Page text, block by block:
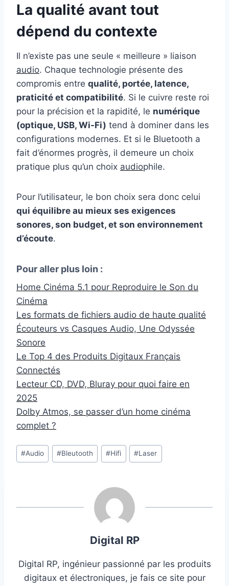
La qualité avant tout
dépend du contexte
Il n’existe pas une seule « meilleure » liaison
audio. Chaque technologie présente des
compromis entre qualité, portée, latence,
praticité et compatibilité. Si le cuivre reste roi
pour la précision et la rapidité, le numérique
(optique, USB, Wi-Fi) tend à dominer dans les
configurations modernes. Et si le Bluetooth a
fait d’énormes progrès, il demeure un choix
pratique plus qu’un choix audiophile.
Pour l’utilisateur, le bon choix sera donc celui
qui équilibre au mieux ses exigences
sonores, son budget, et son environnement
d’écoute.
Pour aller plus loin :
Home Cinéma 5.1 pour Reproduire le Son du
Cinéma
Les formats de fichiers audio de haute qualité
Écouteurs vs Casques Audio, Une Odyssée
Sonore
Le Top 4 des Produits Digitaux Français
Connectés
Lecteur CD, DVD, Bluray pour quoi faire en
2025
Dolby Atmos, se passer d’un home cinéma
complet ?
Étiquettes
de
#Audio #Bleutooth #Hifi #Laser
Digital RP
Digital RP, ingénieur passionné par les produits
digitaux et électroniques, je fais ce site pour